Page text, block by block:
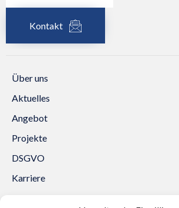
Kontakt
Über uns
Aktuelles
Angebot
Projekte
DSGVO
Karriere